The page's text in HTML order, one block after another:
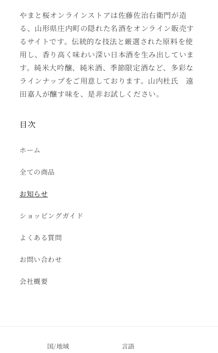
やまと桜オンラインストアは佐藤佐治右衛門が造
る、山形県庄内町の隠れた名酒をオンライン販売す
るサイトです。伝統的な技法と厳選された原料を使
用し、香り高く味わい深い日本酒を生み出していま
す。純米大吟醸、純米酒、季節限定酒など、多彩な
ラインナップをご用意しております。山内杜氏 遠
田嘉人が醸す味を、是非お試しください。
目次
ホーム
全ての商品
お知らせ
ショッピングガイド
よくある質問
お問い合わせ
会社概要
国/地域 言語